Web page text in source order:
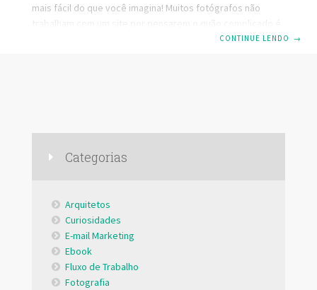
mais fácil do que você imagina! Muitos fotógrafos não
trabalham com um site por pensarem o quão complicado é
montar um do zero. Mas não é tão complicado quanto
CONTINUE LENDO →
Categorias
Arquitetos
Curiosidades
E-mail Marketing
Ebook
Fluxo de Trabalho
Fotografia